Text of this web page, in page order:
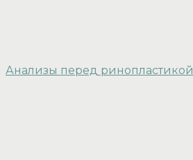
Анализы перед ринопластикой